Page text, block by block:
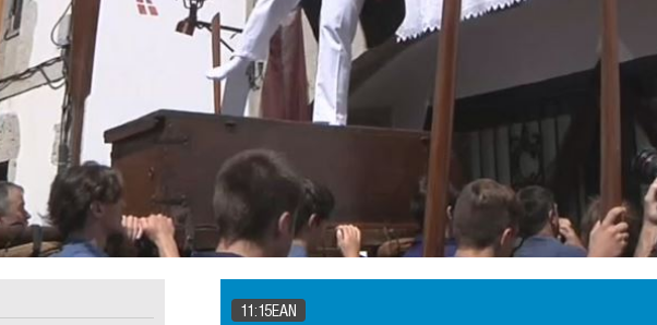
11:15EAN